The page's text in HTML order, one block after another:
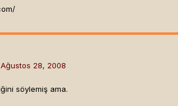
Ağustos 28, 2008
söylemiş ama.